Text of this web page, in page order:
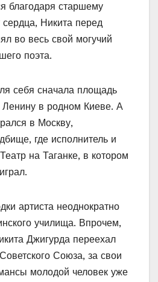
благодаря старшему
сердца, Никита перед
во весь свой могучий
поэта.
себя сначала площадь
Ленину в родном Киеве. А
в Москву,
где исполнитель и
на Таганке, в котором
артиста неоднократно
училища. Впрочем,
Джигурда переехал
Союза, за свои
молодой человек уже